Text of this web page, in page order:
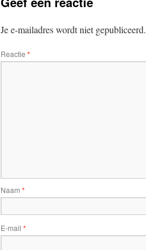
Je e-mailadres wordt niet gepubliceerd.
Reactie *
Naam *
E-mail *